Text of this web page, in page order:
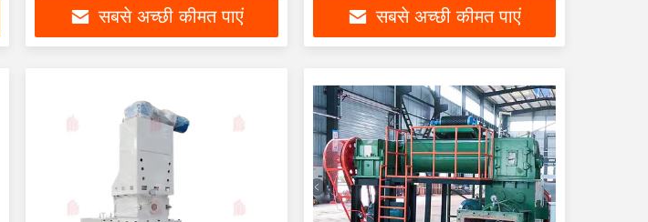
सबसे अच्छी कीमत पाएं सबसे अच्छी कीमत पाएं